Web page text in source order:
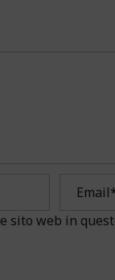
sito web in